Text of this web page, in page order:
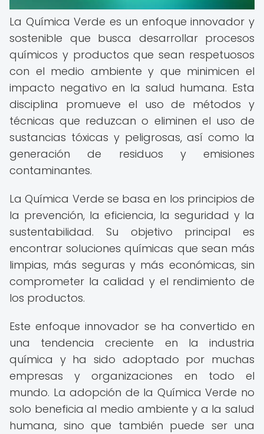
La Química Verde es un enfoque innovador y
sostenible que busca desarrollar procesos
químicos y productos que sean respetuosos
con el medio ambiente y que minimicen el
impacto negativo en la salud humana. Esta
disciplina promueve el uso de métodos y
técnicas que reduzcan o eliminen el uso de
sustancias tóxicas y peligrosas, así como la
generación de residuos y emisiones
contaminantes.
La Química Verde se basa en los principios de
la prevención, la eficiencia, la seguridad y la
sustentabilidad. Su objetivo principal es
encontrar soluciones químicas que sean más
limpias, más seguras y más económicas, sin
comprometer la calidad y el rendimiento de
los productos.
Este enfoque innovador se ha convertido en
una tendencia creciente en la industria
química y ha sido adoptado por muchas
empresas y organizaciones en todo el
mundo. La adopción de la Química Verde no
solo beneficia al medio ambiente y a la salud
humana, sino que también puede ser una